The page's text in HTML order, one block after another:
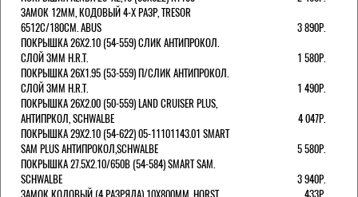
ЗАМОК 12ММ, КОДОВЫЙ 4-Х РАЗР, TRESOR
6512C/180СМ. ABUS
3 890Р.
ПОКРЫШКА 26X2.10 (54-559) СЛИК АНТИПРОКОЛ.
СЛОЙ 3ММ H.R.T.
1 580Р.
ПОКРЫШКА 26X1.95 (53-559) П/СЛИК АНТИПРОКОЛ.
СЛОЙ 3ММ H.R.T.
1 490Р.
ПОКРЫШКА 26X2.00 (50-559) LAND CRUISER PLUS,
АНТИПРКОЛ, SCHWALBE
4 047Р.
ПОКРЫШКА 29X2.10 (54-622) 05-11101143.01 SMART
SAM PLUS АНТИПРОКОЛ,SCHWALBE
5 580Р.
ПОКРЫШКА 27.5X2.10/650B (54-584) SMART SAM.
SCHWALBE
3 940Р.
ЗАМОК КОДОВЫЙ (4 РАЗРЯДА) 10Х800ММ. HORST
433Р.